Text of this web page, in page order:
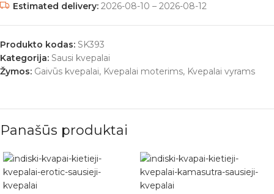
Estimated delivery: 2026-08-10 – 2026-08-12
Produkto kodas: SK393
Kategorija: Sausi kvepalai
Žymos: Gaivūs kvepalai, Kvepalai moterims, Kvepalai vyrams
Panašūs produktai